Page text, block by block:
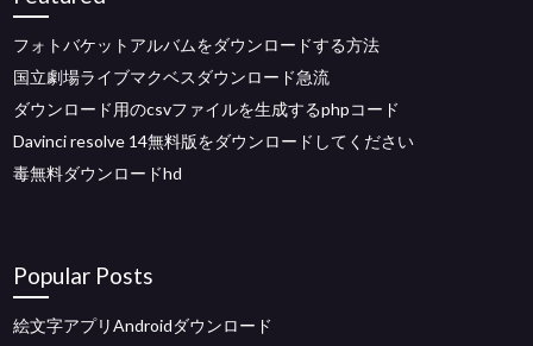
フォトバケットアルバムをダウンロードする方法
国立劇場ライブマクベスダウンロード急流
ダウンロード用のcsvファイルを生成するphpコード
Davinci resolve 14無料版をダウンロードしてください
毒無料ダウンロードhd
Popular Posts
絵文字アプリAndroidダウンロード